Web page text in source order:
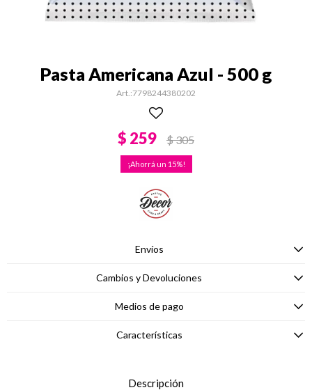
Pasta Americana Azul - 500 g
7798244380202
$ 259 $305
15
Envíos
Cambios y Devoluciones
Medios de pago
Características
Descripción